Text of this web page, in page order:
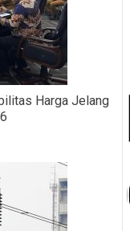
Harga Jelang